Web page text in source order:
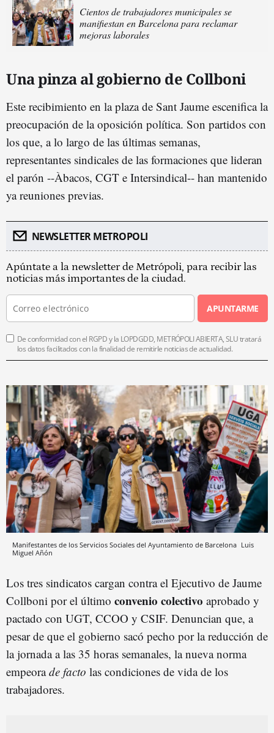
Cientos de trabajadores municipales se
manifiestan en Barcelona para reclamar
mejoras laborales
Una pinza al gobierno de Collboni
Este recibimiento en la plaza de Sant Jaume escenifica la
preocupación de la oposición política. Son partidos con
los que, a lo largo de las últimas semanas,
representantes sindicales de las formaciones que lideran
el parón --Àbacos, CGT e Intersindical-- han mantenido
ya reuniones previas.
NEWSLETTER METROPOLI
Apúntate a la newsletter de Metrópoli, para recibir las
noticias más importantes de la ciudad.
APUNTARME
De conformidad con el RGPD y la LOPDGDD, METRÓPOLI ABIERTA, SLU tratará
los datos facilitados con la finalidad de remitirle noticias de actualidad.
Manifestantes de los Servicios Sociales del Ayuntamiento de Barcelona Luis
Miguel Añón
Los tres sindicatos cargan contra el Ejecutivo de Jaume
Collboni por el último convenio colectivo aprobado y
pactado con UGT, CCOO y CSIF. Denuncian que, a
pesar de que el gobierno sacó pecho por la reducción de
la jornada a las 35 horas semanales, la nueva norma
empeorade facto las condiciones de vida de los
trabajadores.